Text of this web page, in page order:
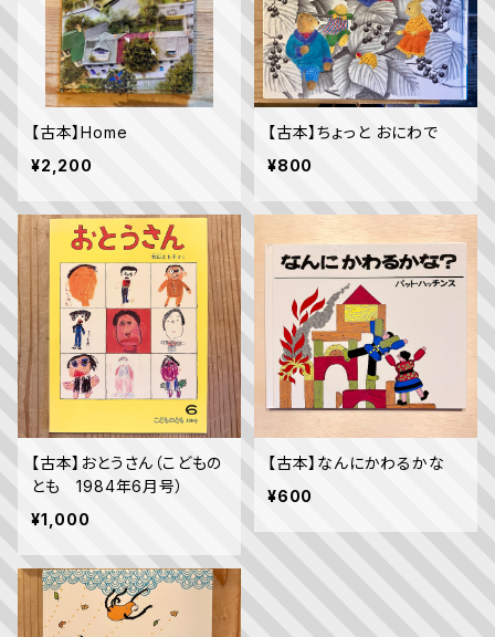
【古本】Home
¥2,200
【古本】ちょっと おにわで
¥800
【古本】おとうさん（こどもの
とも 1984年6月号）
¥1,000
【古本】なんにかわるかな
¥600